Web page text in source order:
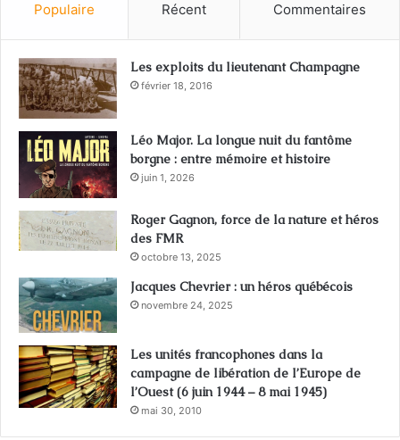
Populaire Récent Commentaires
Les exploits du lieutenant Champagne
février 18, 2016
Léo Major. La longue nuit du fantôme
borgne : entre mémoire et histoire
juin 1, 2026
Roger Gagnon, force de la nature et héros
des FMR
octobre 13, 2025
Jacques Chevrier : un héros québécois
novembre 24, 2025
Les unités francophones dans la
campagne de libération de l’Europe de
l’Ouest (6 juin 1944 – 8 mai 1945)
mai 30, 2010